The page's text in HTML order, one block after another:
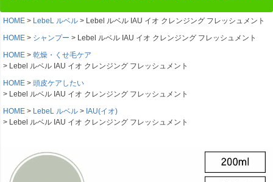
HOME LebeL ルベル
Lebel ルベル IAU イオ クレンジング フレッシュメント
HOME
シャンプー
Lebel ルベル IAU イオ クレンジング フレッシュメント
HOME
乾燥・くせ毛ケア
Lebel ルベル IAU イオ クレンジング フレッシュメント
HOME
頭皮ケアしたい
Lebel ルベル IAU イオ クレンジング フレッシュメント
HOME
LebeL ルベル
IAU(イオ)
Lebel ルベル IAU イオ クレンジング フレッシュメント